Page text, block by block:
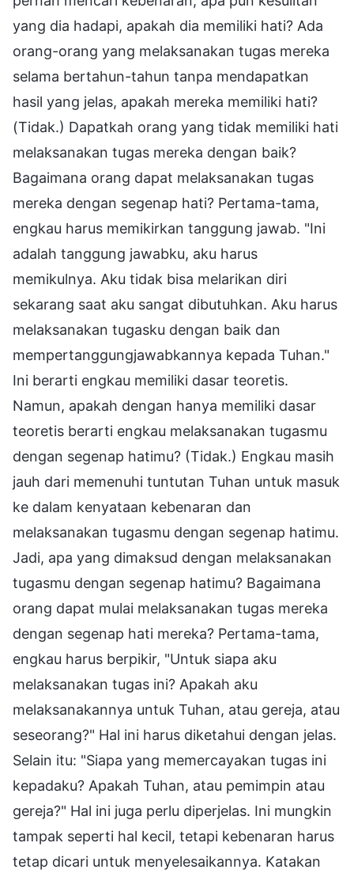
yang dia hadapi, apakah dia memiliki hati? Ada
orang-orang yang melaksanakan tugas mereka
selama bertahun-tahun tanpa mendapatkan
hasil yang jelas, apakah mereka memiliki hati?
(Tidak.) Dapatkah orang yang tidak memiliki hati
melaksanakan tugas mereka dengan baik?
Bagaimana orang dapat melaksanakan tugas
mereka dengan segenap hati? Pertama-tama,
engkau harus memikirkan tanggung jawab. "Ini
adalah tanggung jawabku, aku harus
memikulnya. Aku tidak bisa melarikan diri
sekarang saat aku sangat dibutuhkan. Aku harus
melaksanakan tugasku dengan baik dan
mempertanggungjawabkannya kepada Tuhan."
Ini berarti engkau memiliki dasar teoretis.
Namun, apakah dengan hanya memiliki dasar
teoretis berarti engkau melaksanakan tugasmu
dengan segenap hatimu? (Tidak.) Engkau masih
jauh dari memenuhi tuntutan Tuhan untuk masuk
ke dalam kenyataan kebenaran dan
melaksanakan tugasmu dengan segenap hatimu.
Jadi, apa yang dimaksud dengan melaksanakan
tugasmu dengan segenap hatimu? Bagaimana
orang dapat mulai melaksanakan tugas mereka
dengan segenap hati mereka? Pertama-tama,
engkau harus berpikir, "Untuk siapa aku
melaksanakan tugas ini? Apakah aku
melaksanakannya untuk Tuhan, atau gereja, atau
seseorang?" Hal ini harus diketahui dengan jelas.
Selain itu: "Siapa yang memercayakan tugas ini
kepadaku? Apakah Tuhan, atau pemimpin atau
gereja?" Hal ini juga perlu diperjelas. Ini mungkin
tampak seperti hal kecil, tetapi kebenaran harus
tetap dicari untuk menyelesaikannya. Katakan